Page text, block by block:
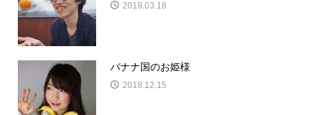
2019.03.18
バナナ国のお姫様
2018.12.15